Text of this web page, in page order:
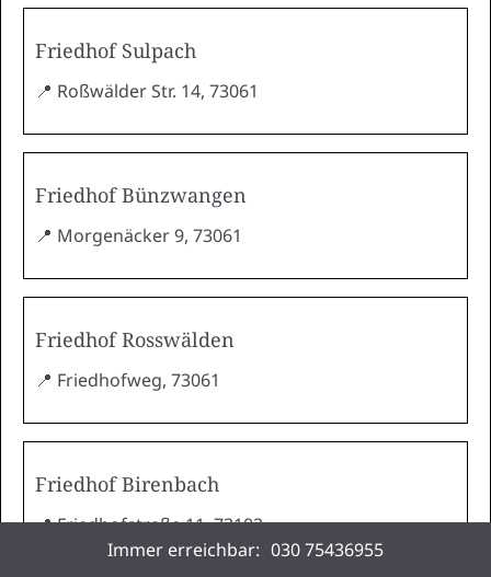
Friedhof Sulpach
📍 Roßwälder Str. 14, 73061
Friedhof Bünzwangen
📍 Morgenäcker 9, 73061
Friedhof Rosswälden
📍 Friedhofweg, 73061
Friedhof Birenbach
📍 Friedhofstraße 11, 73102
Immer erreichbar: 030 75436955